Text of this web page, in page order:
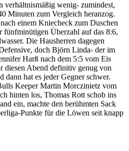
verhältnismäßig wenig- zumindest,
Minuten zum Vergleich heranzog.
einem Kniecheck zum Duschen
fünfminütigen Überzahl auf das 8:6,
Die Hausherren dagegen
doch Björn Linda- der im
Harß nach dem 5:5 vom Eis
diesen Abend definitiv genug von
dann hat es jeder Gegner schwer.
Keeper Martin Morczinietz vom
hinten los, Thomas Rott schob ins
ein, machte den berühmten Sack
Punkte für die Löwen seit knapp